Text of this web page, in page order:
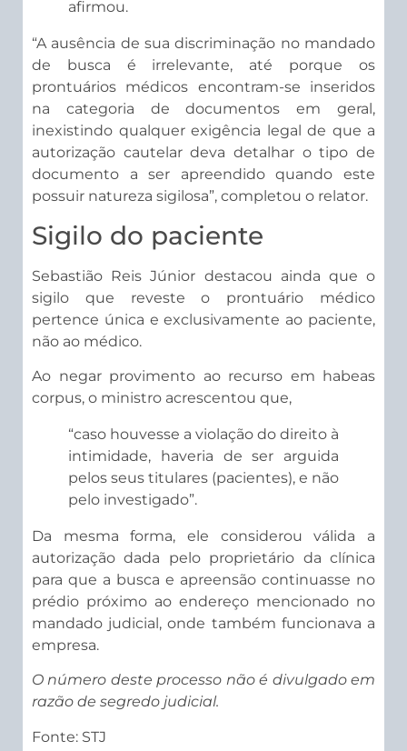
afirmou.
“A ausência de sua discriminação no mandado
de busca é irrelevante, até porque os
prontuários médicos encontram-se inseridos
na categoria de documentos em geral,
inexistindo qualquer exigência legal de que a
autorização cautelar deva detalhar o tipo de
documento a ser apreendido quando este
possuir natureza sigilosa”, completou o relator.
Sigilo do paciente
Sebastião Reis Júnior destacou ainda que o
sigilo que reveste o prontuário médico
pertence única e exclusivamente ao paciente,
não ao médico.
Ao negar provimento ao recurso em habeas
corpus, o ministro acrescentou que,
“caso houvesse a violação do direito à
intimidade, haveria de ser arguida
pelos seus titulares (pacientes), e não
pelo investigado”.
Da mesma forma, ele considerou válida a
autorização dada pelo proprietário da clínica
para que a busca e apreensão continuasse no
prédio próximo ao endereço mencionado no
mandado judicial, onde também funcionava a
empresa.
O número deste processo não é divulgado em
razão de segredo judicial.
Fonte: STJ